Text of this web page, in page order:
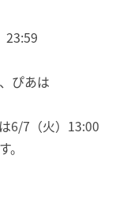
23:59
ぴあは
6/7（火）13:00